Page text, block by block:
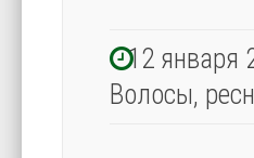
12
Волосы,